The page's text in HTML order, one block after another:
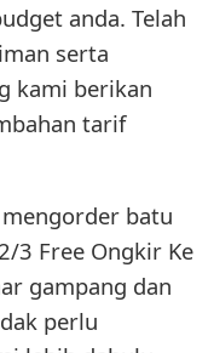
anda. Telah
serta
kami berikan
tarif
batu
3 Free Ongkir Ke
gampang dan
perlu